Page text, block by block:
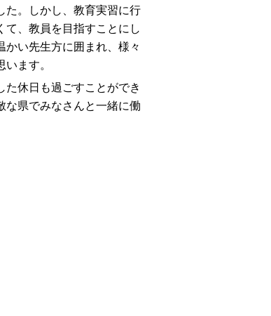
。しかし、教育実習に行
て、教員を目指すことにし
かい先生方に囲まれ、様々
ます。
休日も過ごすことができ
な県でみなさんと一緒に働